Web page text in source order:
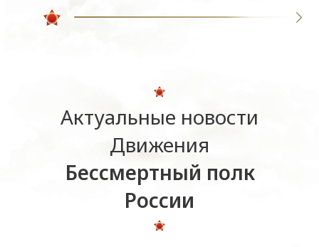
Актуальные новости
Движения
Бессмертный полк
России